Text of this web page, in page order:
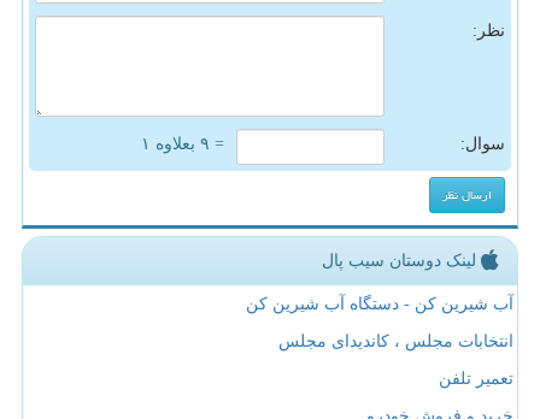
نظر:
سوال: = ۹ بعلاوه ۱
لینک دوستان سیب پال
آب شیرین کن - دستگاه آب شیرین کن
انتخابات مجلس ، کاندیدای مجلس
تعمیر تلفن